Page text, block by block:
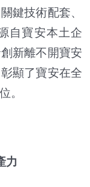
鍵技術配套、
自寶安本土企
新離不開寶安
顯了寶安在全
。
力